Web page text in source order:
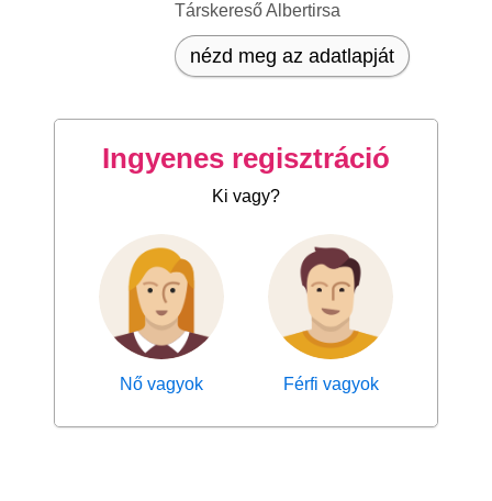
Társkereső Albertirsa
nézd meg az adatlapját
Ingyenes regisztráció
Ki vagy?
Nő vagyok Férfi vagyok